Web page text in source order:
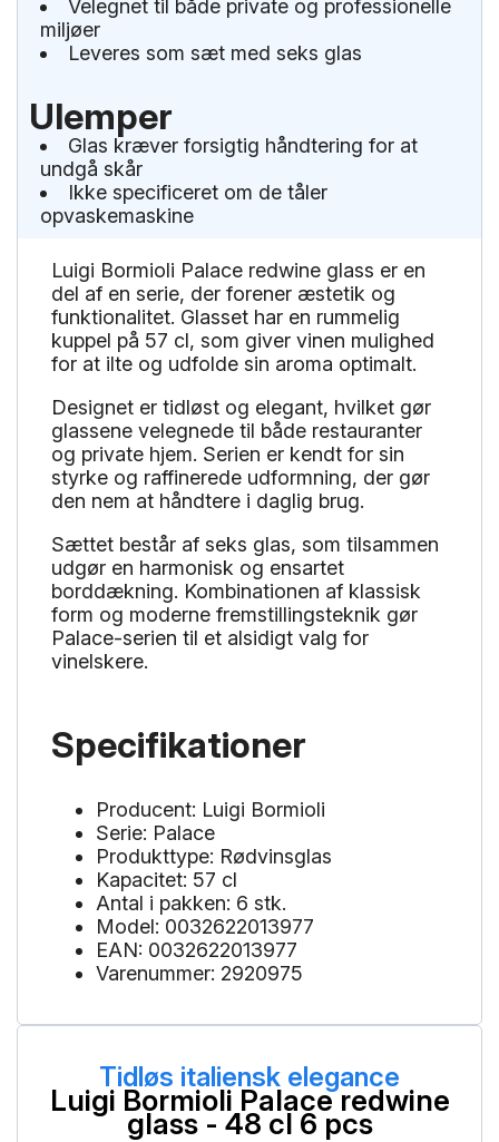
Luigi Bormioli Palace redwine glass er en
del af en serie, der forener æstetik og
funktionalitet. Glasset har en rummelig
kuppel på 57 cl, som giver vinen mulighed
for at ilte og udfolde sin aroma optimalt.
Designet er tidløst og elegant, hvilket gør
glassene velegnede til både restauranter
og private hjem. Serien er kendt for sin
styrke og raffinerede udformning, der gør
den nem at håndtere i daglig brug.
Sættet består af seks glas, som tilsammen
udgør en harmonisk og ensartet
borddækning. Kombinationen af klassisk
form og moderne fremstillingsteknik gør
Palace-serien til et alsidigt valg for
vinelskere.
Velegnet til både private og professionelle
miljøer
Leveres som sæt med seks glas
Ulemper
Glas kræver forsigtig håndtering for at
undgå skår
Ikke specificeret om de tåler
opvaskemaskine
Specifikationer
Producent: Luigi Bormioli
Serie: Palace
Produkttype: Rødvinsglas
Kapacitet: 57 cl
Antal i pakken: 6 stk.
Model: 0032622013977
EAN: 0032622013977
Varenummer: 2920975
Tidløs italiensk elegance
Luigi Bormioli Palace redwine
glass - 48 cl 6 pcs